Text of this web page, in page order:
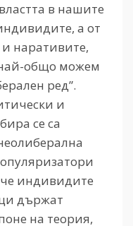
в нашите
а от
и наративите,
общо можем
ред”.
и
се са
индивидите
държат
на теория,